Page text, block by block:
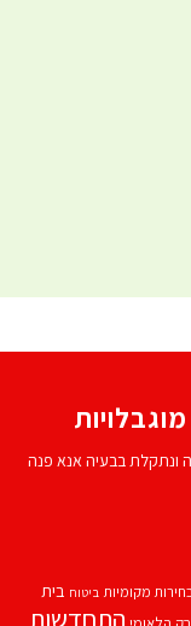
ונתקלת בבעיה אנא פנה
מקומיות ביטוח בית
התחדשות